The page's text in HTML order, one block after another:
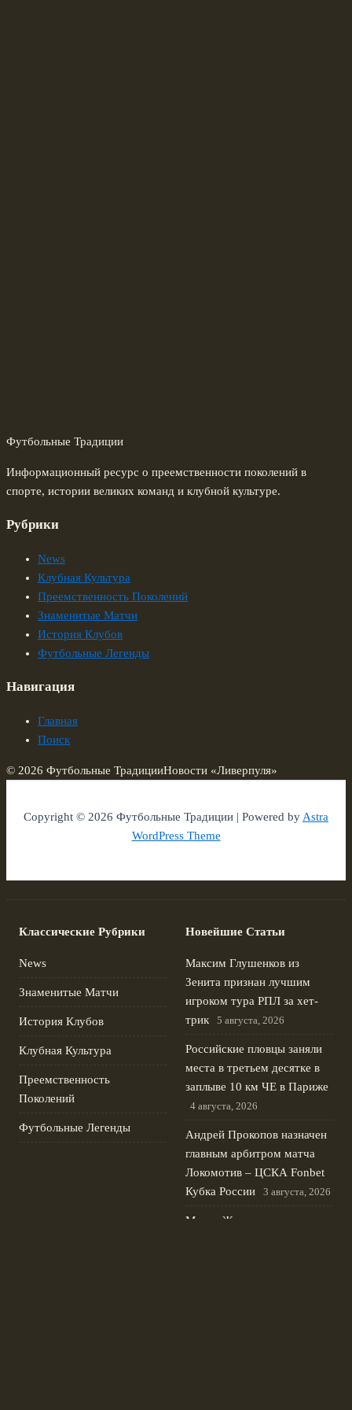
Футбольные Традиции
Информационный ресурс о преемственности поколений в
спорте, истории великих команд и клубной культуре.
Рубрики
News
Клубная Культура
Преемственность Поколений
Знаменитые Матчи
История Клубов
Футбольные Легенды
Навигация
Главная
Поиск
© 2026 Футбольные ТрадицииНовости «Ливерпуля»
Copyright © 2026 Футбольные Традиции | Powered byAstra
WordPress Theme
Классические Рубрики
News
Знаменитые Матчи
История Клубов
Клубная Культура
Преемственность
Поколений
Футбольные Легенды
Новейшие Статьи
Максим Глушенков из
Зенита признан лучшим
игроком тура РПЛ за хет-
трик
5 августа, 2026
Российские пловцы заняли
места в третьем десятке в
заплыве 10 км ЧЕ в Париже
4 августа, 2026
Андрей Прокопов назначен
главным арбитром матча
Локомотив – ЦСКА Fonbet
Кубка России
3 августа, 2026
Мария Жовнер выиграла